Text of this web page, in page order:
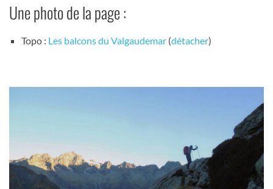
Une photo de la page :
Topo : Les balcons du Valgaudemar (détacher)